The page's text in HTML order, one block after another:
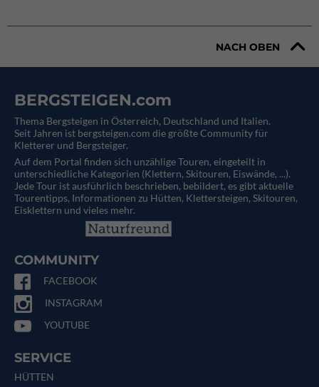
NACH OBEN
BERGSTEIGEN.com
Thema Bergsteigen in Österreich, Deutschland und Italien.
Seit Jahren ist bergsteigen.com die größte Community für
Kletterer und Bergsteiger.
Auf dem Portal finden sich unzählige Touren, eingeteilt in
unterschiedliche Kategorien (Klettern, Skitouren, Eiswände, ...).
Jede Tour ist ausführlich beschrieben, bebildert, es gibt aktuelle
Tourentipps, Informationen zu Hütten, Klettersteigen, Skitouren,
Eisklettern und vieles mehr.
COMMUNITY
FACEBOOK
INSTAGRAM
YOUTUBE
SERVICE
HÜTTEN